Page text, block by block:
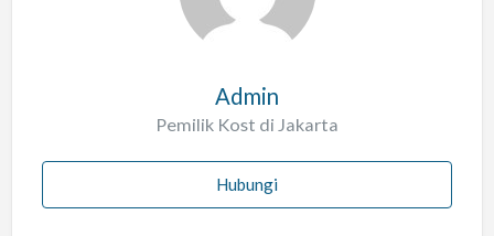
Admin
Pemilik Kost di Jakarta
Hubungi